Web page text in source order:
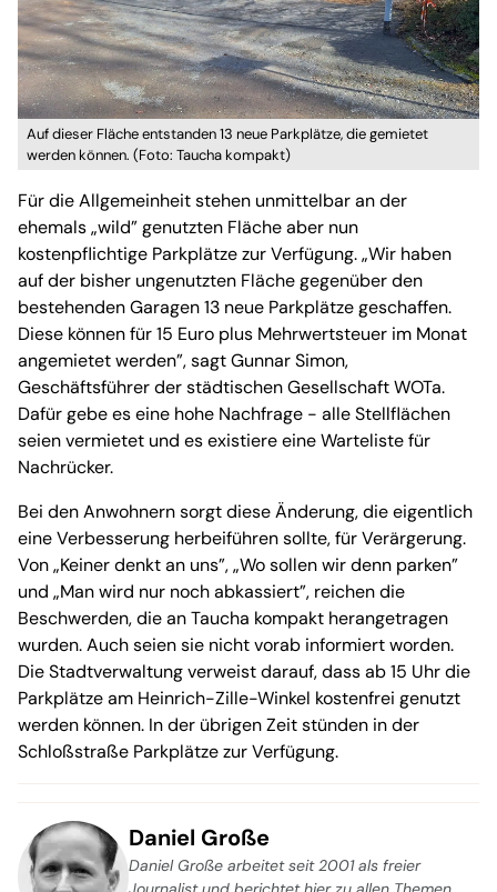
Auf dieser Fläche entstanden 13 neue Parkplätze, die gemietet
werden können. (Foto: Taucha kompakt)
Für die Allgemeinheit stehen unmittelbar an der
ehemals „wild” genutzten Fläche aber nun
kostenpflichtige Parkplätze zur Verfügung. „Wir haben
auf der bisher ungenutzten Fläche gegenüber den
bestehenden Garagen 13 neue Parkplätze geschaffen.
Diese können für 15 Euro plus Mehrwertsteuer im Monat
angemietet werden”, sagt Gunnar Simon,
Geschäftsführer der städtischen Gesellschaft WOTa.
Dafür gebe es eine hohe Nachfrage - alle Stellflächen
seien vermietet und es existiere eine Warteliste für
Nachrücker.
Bei den Anwohnern sorgt diese Änderung, die eigentlich
eine Verbesserung herbeiführen sollte, für Verärgerung.
Von „Keiner denkt an uns”, „Wo sollen wir denn parken”
und „Man wird nur noch abkassiert”, reichen die
Beschwerden, die an Taucha kompakt herangetragen
wurden. Auch seien sie nicht vorab informiert worden.
Die Stadtverwaltung verweist darauf, dass ab 15 Uhr die
Parkplätze am Heinrich-Zille-Winkel kostenfrei genutzt
werden können. In der übrigen Zeit stünden in der
Schloßstraße Parkplätze zur Verfügung.
Daniel Große
Daniel Große arbeitet seit 2001 als freier